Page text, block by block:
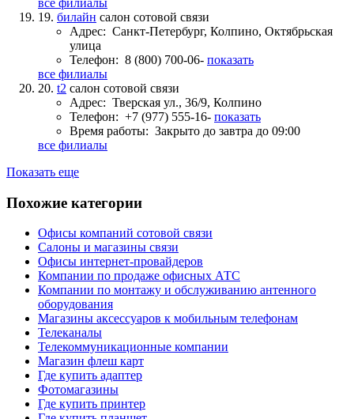
19. билайн салон сотовой связи
Адрес: Санкт-Петербург, Колпино, Октябрьская
улица
Телефон: 8 (800) 700-06- показать
все филиалы
20. t2 салон сотовой связи
Адрес: Тверская ул., 36/9, Колпино
Телефон: +7 (977) 555-16- показать
Время работы: Закрыто до завтра до 09:00
все филиалы
Показать еще
Похожие категории
Офисы компаний сотовой связи
Салоны и магазины связи
Офисы интернет-провайдеров
Компании по продаже офисных АТС
Компании по монтажу и обслуживанию антенного
оборудования
Магазины аксессуаров к мобильным телефонам
Телеканалы
Телекоммуникационные компании
Магазин флеш карт
Где купить адаптер
Фотомагазины
Где купить принтер